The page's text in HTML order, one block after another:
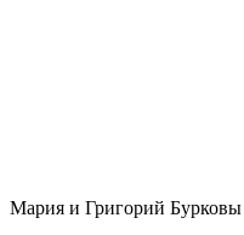
Мария и Григорий Бурковы